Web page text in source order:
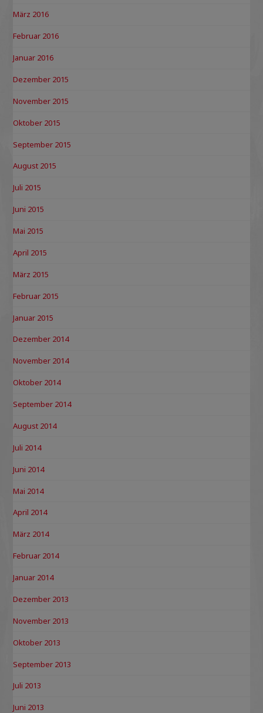
März 2016
Februar 2016
Januar 2016
Dezember 2015
November 2015
Oktober 2015
September 2015
August 2015
Juli 2015
Juni 2015
Mai 2015
April 2015
März 2015
Februar 2015
Januar 2015
Dezember 2014
November 2014
Oktober 2014
September 2014
August 2014
Juli 2014
Juni 2014
Mai 2014
April 2014
März 2014
Februar 2014
Januar 2014
Dezember 2013
November 2013
Oktober 2013
September 2013
Juli 2013
Juni 2013